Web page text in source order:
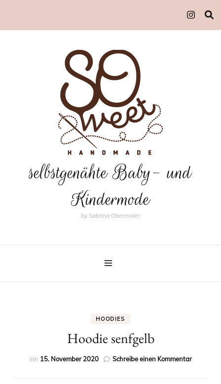
selbstgenähte Baby- und
Kindermode
by Sabrina Obermaier
HOODIES
Hoodie senfgelb
ein 15. November 2020 Schreibe einen Kommentarzu